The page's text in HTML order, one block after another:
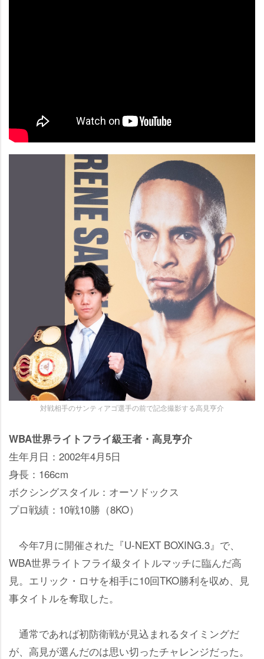
対戦相手のサンティアゴ選手の前で記念撮影する高見亨介
WBA世界ライトフライ級王者・高見亨介
生年月日：2002年4月5日
身長：166cm
ボクシングスタイル：オーソドックス
プロ戦績：10戦10勝（8KO）
今年7月に開催された『U-NEXT BOXING.3』で、
WBA世界ライトフライ級タイトルマッチに臨んだ高
見。エリック・ロサを相手に10回TKO勝利を収め、見
事タイトルを奪取した。
通常であれば初防衛戦が見込まれるタイミングだ
が、高見が選んだのは思い切ったチャレンジだった。